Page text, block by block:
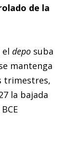
de la
depo suba
mantenga
trimestres,
la bajada